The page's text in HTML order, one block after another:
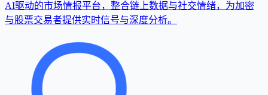
AI驱动的市场情报平台，整合链上数据与社交情绪，为加密
与股票交易者提供实时信号与深度分析。